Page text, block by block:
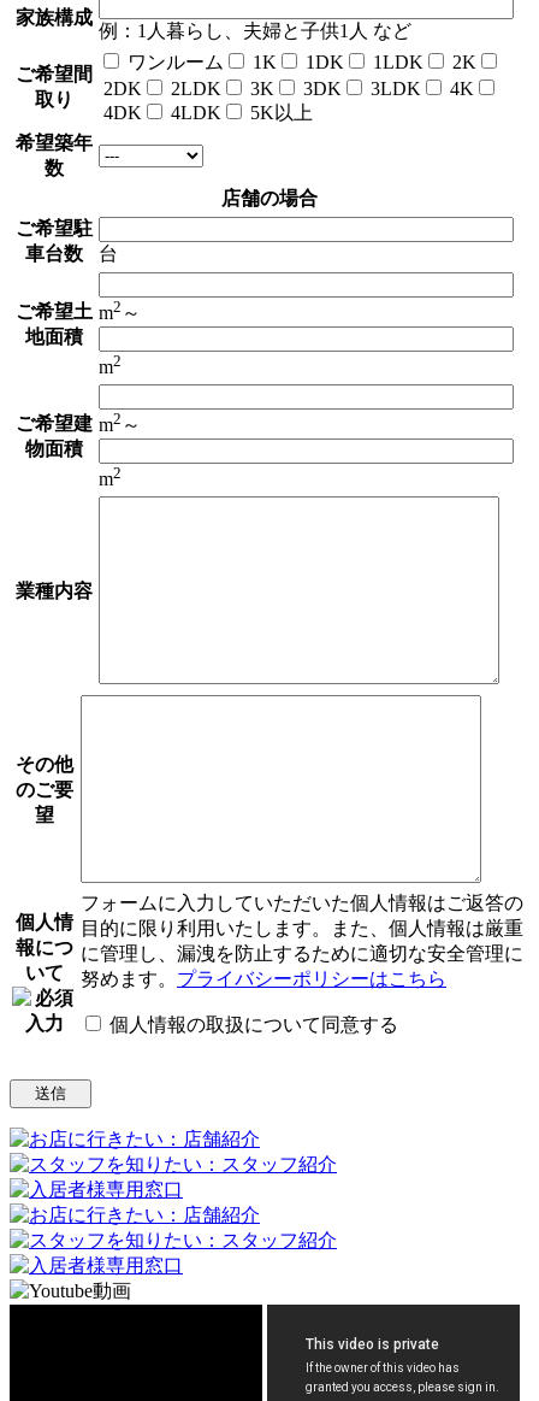
家族構成
例：1人暮らし、夫婦と子供1人 など
ご希望間
取り
ワンルーム 1K 1DK 1LDK
2K
2DK
2LDK 3K 3DK 3LDK
4K
4DK
4LDK
5K以上
希望築年
数
店舗の場合
ご希望駐
車台数
台
ご希望土
地面積
m2 ～
m2
ご希望建
物面積
m2 ～
m2
業種内容
その他
のご要
望
個人情
報につ
いて
フォームに入力していただいた個人情報はご返答の
目的に限り利用いたします。また、個人情報は厳重
に管理し、漏洩を防止するために適切な安全管理に
努めます。 プライバシーポリシーはこちら
個人情報の取扱について同意する